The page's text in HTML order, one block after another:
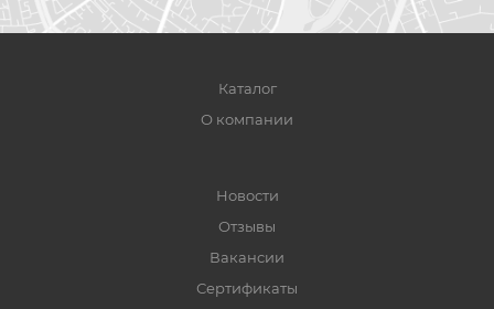
Каталог
О компании
Новости
Отзывы
Вакансии
Сертификаты